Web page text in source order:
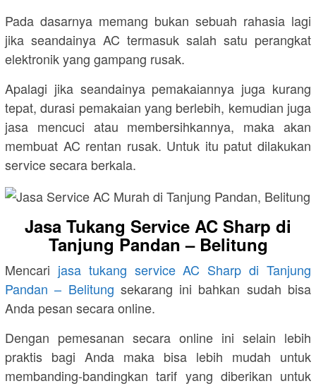
Pada dasarnya memang bukan sebuah rahasia lagi
jika seandainya AC termasuk salah satu perangkat
elektronik yang gampang rusak.
Apalagi jika seandainya pemakaiannya juga kurang
tepat, durasi pemakaian yang berlebih, kemudian juga
jasa mencuci atau membersihkannya, maka akan
membuat AC rentan rusak. Untuk itu patut dilakukan
service secara berkala.
Jasa Tukang Service AC Sharp di
Tanjung Pandan – Belitung
Mencari jasa tukang service AC Sharp di Tanjung
Pandan – Belitung sekarang ini bahkan sudah bisa
Anda pesan secara online.
Dengan pemesanan secara online ini selain lebih
praktis bagi Anda maka bisa lebih mudah untuk
membanding-bandingkan tarif yang diberikan untuk